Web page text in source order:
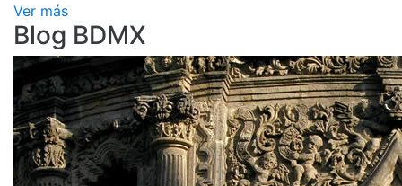
Ver más
Blog BDMX